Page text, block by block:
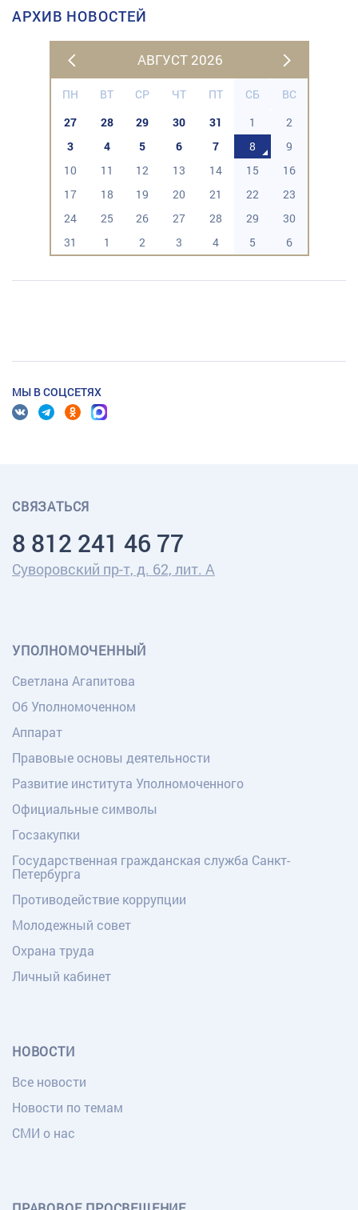
АРХИВ НОВОСТЕЙ
АВГУСТ 2026
ПН ВТ СР ЧТ ПТ СБ
ВС
27
28 29 30 31 1
2
3
4 5 6 7 8
9
10
11 12 13 14 15
16
17
18 19 20 21 22
23
24
25 26 27 28 29
30
31
1 2 3 4 5 6
МЫ В СОЦСЕТЯХ
СВЯЗАТЬСЯ
8 812 241 46 77
Суворовский пр-т, д. 62, лит. А
УПОЛНОМОЧЕННЫЙ
Светлана Агапитова
Об Уполномоченном
Аппарат
Правовые основы деятельности
Развитие института Уполномоченного
Официальные символы
Госзакупки
Государственная гражданская служба Санкт-
Петербурга
Противодействие коррупции
Молодежный совет
Охрана труда
Личный кабинет
НОВОСТИ
Все новости
Новости по темам
СМИ о нас